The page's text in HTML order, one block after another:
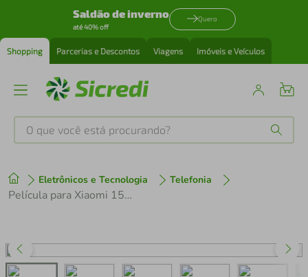
Saldão de inverno
até 40% off
Quero
Shopping Parcerias e Descontos Viagens Imóveis e Veículos
O que você está procurando?
Eletrônicos e Tecnologia Telefonia
Película para Xiaomi 15T - AntiBlue - Gshield
1º tenis
perfume